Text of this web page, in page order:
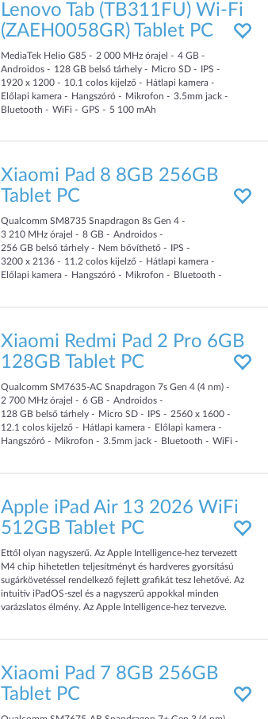
Lenovo Tab (TB311FU) Wi-Fi
(ZAEH0058GR) Tablet PC
MediaTek Helio G85 2 000 MHz órajel 4 GB
Androidos
128 GB belső tárhely Micro SD
IPS
1920 x 1200
10.1 colos kijelző
Hátlapi kamera
Előlapi kamera
Hangszóró Mikrofon
3.5mm jack
Bluetooth
WiFi GPS 5 100 mAh
Xiaomi Pad 8 8GB 256GB
Tablet PC
Qualcomm SM8735 Snapdragon 8s Gen 4
3 210 MHz órajel 8 GB
Androidos
256 GB belső tárhely Nem bővíthető
IPS
3200 x 2136
11.2 colos kijelző
Hátlapi kamera
Előlapi kamera
Hangszóró Mikrofon
Bluetooth
Xiaomi Redmi Pad 2 Pro 6GB
128GB Tablet PC
Qualcomm SM7635-AC Snapdragon 7s Gen 4 (4 nm)
2 700 MHz órajel 6 GB
Androidos
128 GB belső tárhely Micro SD IPS
2560 x 1600
12.1 colos kijelző Hátlapi kamera
Előlapi kamera
Hangszóró
Mikrofon 3.5mm jack Bluetooth
WiFi
Apple iPad Air 13 2026 WiFi
512GB Tablet PC
Ettől olyan nagyszerű. Az Apple Intelligence-hez tervezett
M4 chip hihetetlen teljesítményt és hardveres gyorsítású
sugárkövetéssel rendelkező fejlett grafikát tesz lehetővé. Az
intuitív iPadOS‑szel és a nagyszerű appokkal minden
varázslatos élmény. Az Apple Intelligence‑hez tervezve.
Xiaomi Pad 7 8GB 256GB
Tablet PC